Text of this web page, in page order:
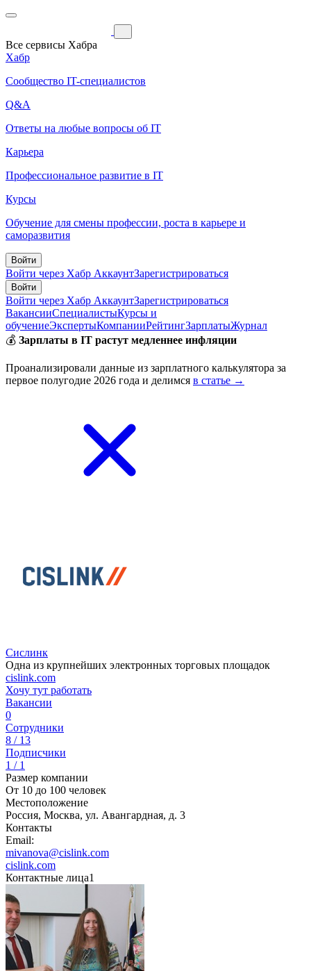
Все сервисы Хабра
Хабр
Сообщество IT-специалистов
Q&A
Ответы на любые вопросы об IT
Карьера
Профессиональное развитие в IT
Курсы
Обучение для смены профессии, роста в карьере и
саморазвития
Войти
Войти через Хабр АккаунтЗарегистрироваться
Войти
Войти через Хабр АккаунтЗарегистрироваться
ВакансииСпециалистыКурсы и
обучениеЭкспертыКомпанииРейтингЗарплатыЖурнал
💰 Зарплаты в IT растут медленнее инфляции
Проанализировали данные из зарплатного калькулятора за
первое полугодие 2026 года и делимся в статье →
Сислинк
Одна из крупнейших электронных торговых площадок
cislink.com
Хочу тут работать
Вакансии
0
Сотрудники
8 / 13
Подписчики
1 / 1
Размер компании
От 10 до 100 человек
Местоположение
Россия, Москва, ул. Авангардная, д. 3
Контакты
Email:
mivanova@cislink.com
cislink.com
Контактные лица1